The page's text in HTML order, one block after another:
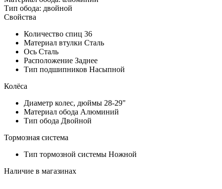
Тип обода: двойной
Свойства
Количество спиц 36
Материал втулки Сталь
Ось Сталь
Расположение Заднее
Тип подшипников Насыпной
Колёса
Диаметр колес, дюймы 28-29"
Материал обода Алюминий
Тип обода Двойной
Тормозная система
Тип тормозной системы Ножной
Наличие в магазинах